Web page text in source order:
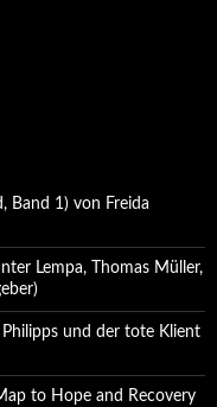
Band 1) von Freida
Lempa, Thomas Müller,
und der tote Klient
to Hope and Recovery